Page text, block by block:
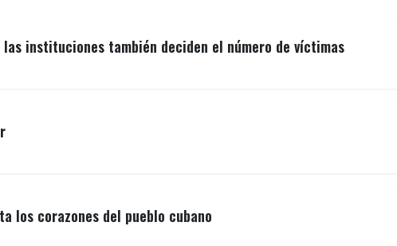
instituciones también deciden el número de víctimas
los corazones del pueblo cubano